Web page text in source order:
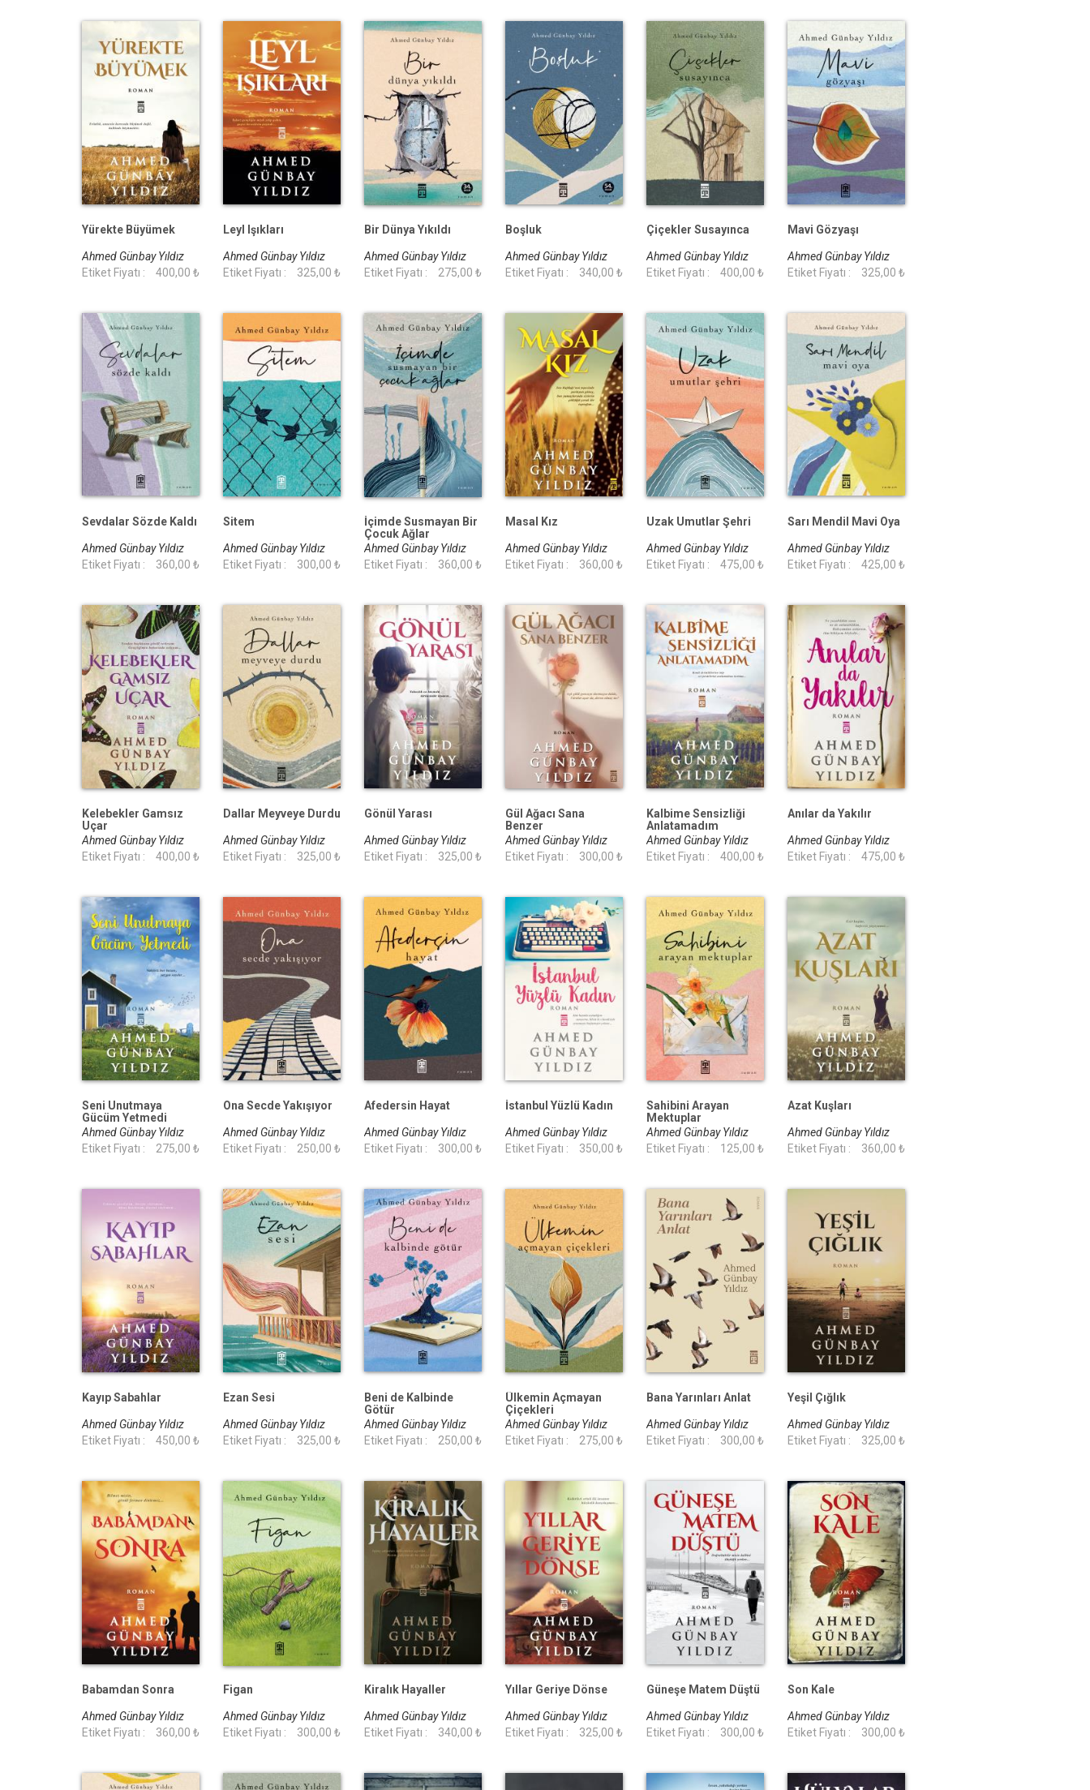
Yürekte Büyümek
Ahmed Günbay Yıldız
Etiket Fiyatı :
400,00 ₺
Leyl Işıkları
Ahmed Günbay Yıldız
Etiket Fiyatı :
325,00 ₺
Bir Dünya Yıkıldı
Ahmed Günbay Yıldız
Etiket Fiyatı :
275,00 ₺
Boşluk
Ahmed Günbay Yıldız
Etiket Fiyatı :
340,00 ₺
Çiçekler Susayınca
Ahmed Günbay Yıldız
Etiket Fiyatı :
400,00 ₺
Mavi Gözyaşı
Ahmed Günbay Yıldız
Etiket Fiyatı :
325,00 ₺
Sevdalar Sözde Kaldı
Ahmed Günbay Yıldız
Etiket Fiyatı :
360,00 ₺
Sitem
Ahmed Günbay Yıldız
Etiket Fiyatı :
300,00 ₺
İçimde Susmayan Bir
Çocuk Ağlar
Ahmed Günbay Yıldız
Etiket Fiyatı :
360,00 ₺
Masal Kız
Ahmed Günbay Yıldız
Etiket Fiyatı :
360,00 ₺
Uzak Umutlar Şehri
Ahmed Günbay Yıldız
Etiket Fiyatı :
475,00 ₺
Sarı Mendil Mavi Oya
Ahmed Günbay Yıldız
Etiket Fiyatı :
425,00 ₺
Kelebekler Gamsız
Uçar
Ahmed Günbay Yıldız
Etiket Fiyatı :
400,00 ₺
Dallar Meyveye Durdu
Ahmed Günbay Yıldız
Etiket Fiyatı :
325,00 ₺
Gönül Yarası
Ahmed Günbay Yıldız
Etiket Fiyatı :
325,00 ₺
Gül Ağacı Sana
Benzer
Ahmed Günbay Yıldız
Etiket Fiyatı :
300,00 ₺
Kalbime Sensizliği
Anlatamadım
Ahmed Günbay Yıldız
Etiket Fiyatı :
400,00 ₺
Anılar da Yakılır
Ahmed Günbay Yıldız
Etiket Fiyatı :
475,00 ₺
Seni Unutmaya
Gücüm Yetmedi
Ahmed Günbay Yıldız
Etiket Fiyatı :
275,00 ₺
Ona Secde Yakışıyor
Ahmed Günbay Yıldız
Etiket Fiyatı :
250,00 ₺
Afedersin Hayat
Ahmed Günbay Yıldız
Etiket Fiyatı :
300,00 ₺
İstanbul Yüzlü Kadın
Ahmed Günbay Yıldız
Etiket Fiyatı :
350,00 ₺
Sahibini Arayan
Mektuplar
Ahmed Günbay Yıldız
Etiket Fiyatı :
125,00 ₺
Azat Kuşları
Ahmed Günbay Yıldız
Etiket Fiyatı :
360,00 ₺
Kayıp Sabahlar
Ahmed Günbay Yıldız
Etiket Fiyatı :
450,00 ₺
Ezan Sesi
Ahmed Günbay Yıldız
Etiket Fiyatı :
325,00 ₺
Beni de Kalbinde
Götür
Ahmed Günbay Yıldız
Etiket Fiyatı :
250,00 ₺
Ülkemin Açmayan
Çiçekleri
Ahmed Günbay Yıldız
Etiket Fiyatı :
275,00 ₺
Bana Yarınları Anlat
Ahmed Günbay Yıldız
Etiket Fiyatı :
300,00 ₺
Yeşil Çığlık
Ahmed Günbay Yıldız
Etiket Fiyatı :
325,00 ₺
Babamdan Sonra
Ahmed Günbay Yıldız
Etiket Fiyatı :
360,00 ₺
Figan
Ahmed Günbay Yıldız
Etiket Fiyatı :
300,00 ₺
Kiralık Hayaller
Ahmed Günbay Yıldız
Etiket Fiyatı :
340,00 ₺
Yıllar Geriye Dönse
Ahmed Günbay Yıldız
Etiket Fiyatı :
325,00 ₺
Güneşe Matem Düştü
Ahmed Günbay Yıldız
Etiket Fiyatı :
300,00 ₺
Son Kale
Ahmed Günbay Yıldız
Etiket Fiyatı :
300,00 ₺